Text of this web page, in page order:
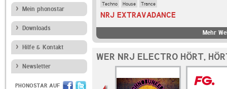
Mein phonostar
Downloads
Hilfe & Kontakt
Newsletter
PHONOSTAR AUF
Techno House Trance
NRJ EXTRAVADANCE
Mehr
WER NRJ ELECTRO HÖRT,